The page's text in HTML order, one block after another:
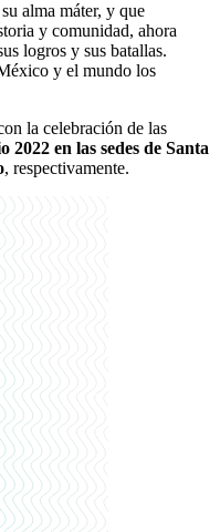
alma máter, y que
y comunidad, ahora
logros y sus batallas.
y el mundo los
la celebración de las
2022 en las sedes de Santa
, respectivamente.